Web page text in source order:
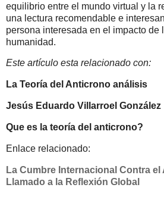
equilibrio entre el mundo virtual y la
una lectura recomendable e
persona interesada en el impacto de
humanidad.
Este artículo esta relacionado con:
La Teoría del Anticrono análisis
Jesús Eduardo Villarroel González
Que es la teoría del anticrono?
Enlace relacionado:
La Cumbre Internacional Contra
Llamado a la Reflexión Global